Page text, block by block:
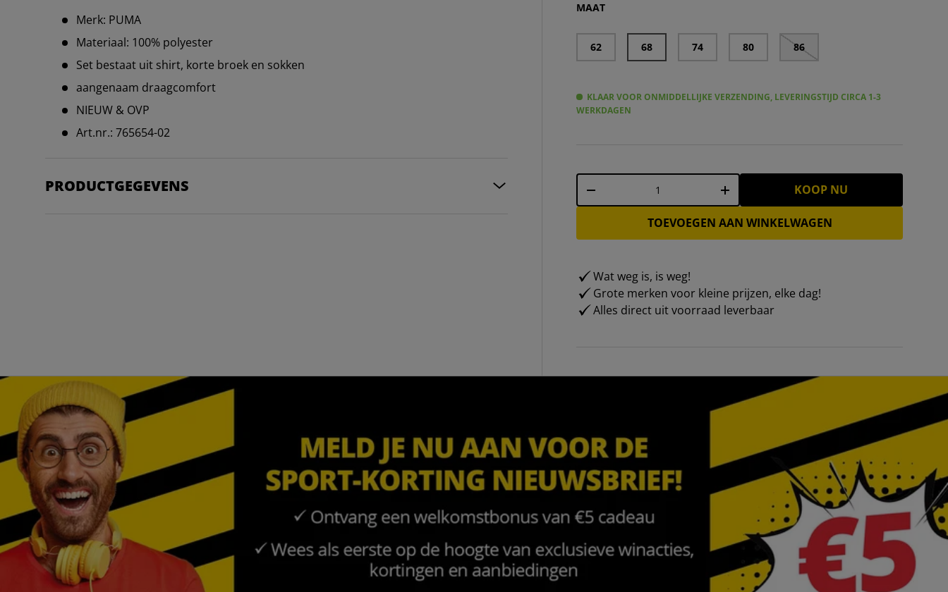
Merk: PUMA
Materiaal: 100% polyester
Set bestaat uit shirt, korte broek en sokken
aangenaam draagcomfort
NIEUW & OVP
Art.nr.: 765654-02
PRODUCTGEGEVENS
MAAT
62 68 74 80 86
KLAAR VOOR ONMIDDELLIJKE VERZENDING, LEVERINGSTIJD CIRCA 1-3
WERKDAGEN
Aantal
- + KOOP NU
TOEVOEGEN AAN WINKELWAGEN
Wat weg is, is weg!
Grote merken voor kleine prijzen, elke dag!
Alles direct uit voorraad leverbaar